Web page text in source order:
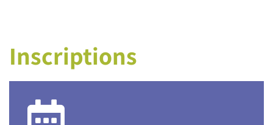
Inscriptions